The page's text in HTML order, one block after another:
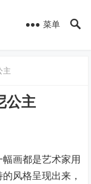
菜单
主
公主
画都是艺术家用
风格呈现出来，